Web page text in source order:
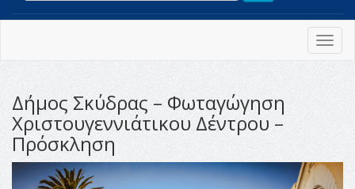
Δήμος Σκύδρας – Φωταγώγηση
Χριστουγεννιάτικου Δέντρου –
Πρόσκληση